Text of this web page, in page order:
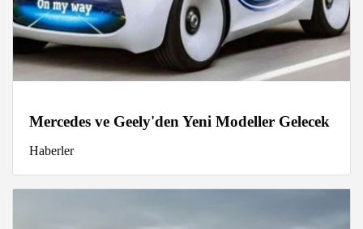
Mercedes ve Geely'den Yeni Modeller Gelecek
Haberler